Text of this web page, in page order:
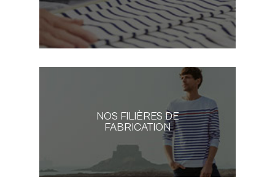
NOS FILIÈRES DE
FABRICATION